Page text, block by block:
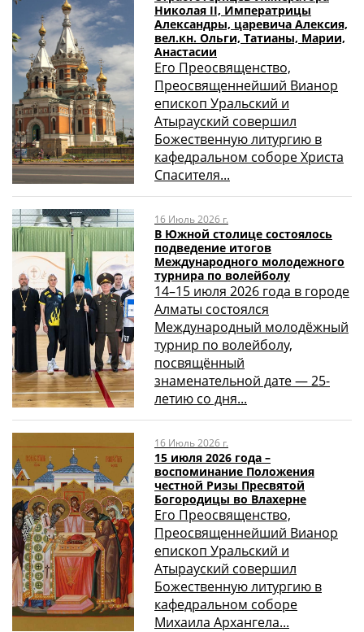
Николая II, Императрицы
Александры, царевича Алексия,
вел.кн. Ольги, Татианы, Марии,
Анастасии
Его Преосвященство,
Преосвященнейший Вианор
епископ Уральский и
Атырауский совершил
Божественную литургию в
кафедральном соборе Христа
Спасителя...
16 Июль 2026 г.
В Южной столице состоялось
подведение итогов
Международного молодежного
турнира по волейболу
14–15 июля 2026 года в городе
Алматы состоялся
Международный молодёжный
турнир по волейболу,
посвящённый
знаменательной дате — 25-
летию со дня...
16 Июль 2026 г.
15 июля 2026 года –
воспоминание Положения
честной Ризы Пресвятой
Богородицы во Влахерне
Его Преосвященство,
Преосвященнейший Вианор
епископ Уральский и
Атырауский совершил
Божественную литургию в
кафедральном соборе
Михаила Архангела...